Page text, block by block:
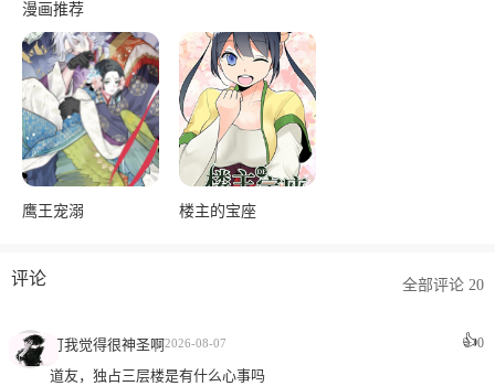
漫画推荐
鹰王宠溺 楼主的宝座
评论 全部评论 20
可我觉得很神圣啊2026-08-07 👍0
道友，独占三层楼是有什么心事吗